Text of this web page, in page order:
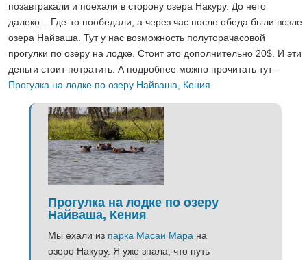
позавтракали и поехали в сторону озера Накуру. До него
далеко... Где-то пообедали, а через час после обеда были возле
озера Найваша. Тут у нас возможность полуторачасовой
прогулки по озеру на лодке. Стоит это дополнительно 20$. И эти
деньги стоит потратить. А подробнее можно прочитать тут -
Прогулка на лодке по озеру Найваша, Кения
Прогулка на лодке по озеру
Найваша, Кения
Мы ехали из парка Масаи Мара на
озеро Накуру. Я уже знала, что путь